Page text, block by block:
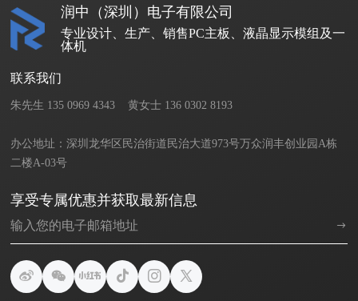
润中（深圳）电子有限公司
专业设计、生产、销售PC主板、液晶显示模组及一
体机
享受专属优惠并获取最新信息
联系我们
朱先生 135 0969 4343    黄女士 136 0302 8193
办公地址：深圳龙华区民治街道民治大道973号万众润丰创业园A栋
二楼A-03号